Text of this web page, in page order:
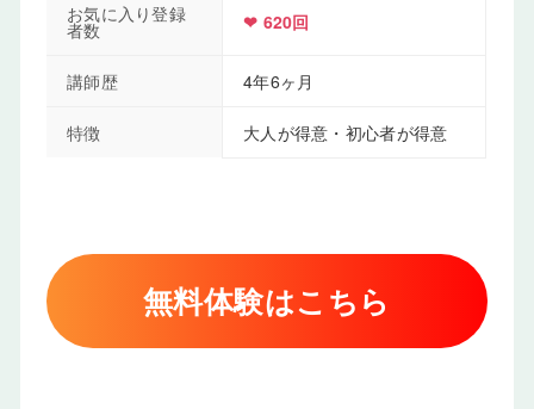
お気に入り登録
者数 ❤ 620回
講師歴 4年6ヶ月
特徴 大人が得意・初心者が得意
無料体験はこちら